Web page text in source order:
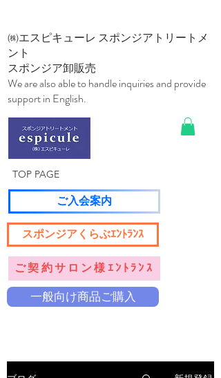
㈱エスピキューレ スポンジアトリートメ
ント
スポンジア卸販売
We are also able to handle inquiries and provide
support in English.
TOP PAGE
ご入会案内
スポンジアくらぶｴﾝﾄﾗﾝｽ
ご契約サロン様ｴﾝﾄﾗﾝｽ
一般向け商品ご購入